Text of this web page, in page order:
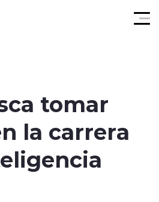
tomar
la carrera